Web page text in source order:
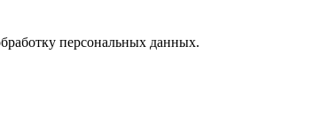
персональных данных.